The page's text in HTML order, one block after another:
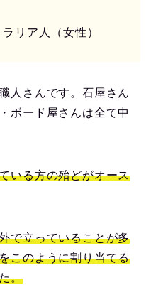
リア人（女性）
人さんです。石屋さん
ボード屋さんは全て中
いる方の殆どがオース
で立っていることが多
このように割り当てる
。